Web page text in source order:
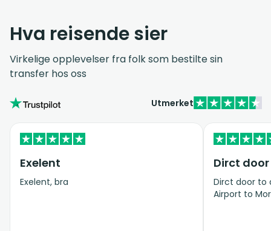
Hva reisende sier
Virkelige opplevelser fra folk som bestilte sin
transfer hos oss
Utmerket
Exelent
Exelent, bra
Dirct
Dirct door to
Airport to